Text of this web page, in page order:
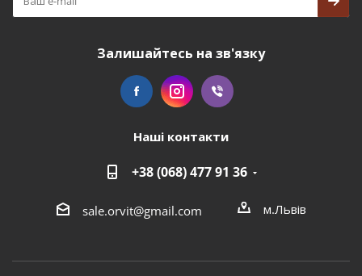
Залишайтесь на зв'язку
Наші контакти
+38 (068) 477 91 36
sale.orvit@gmail.com м.Львів